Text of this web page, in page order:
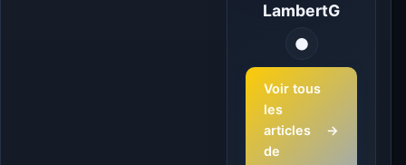
LambertG
Voir tous
les
articles
de
→